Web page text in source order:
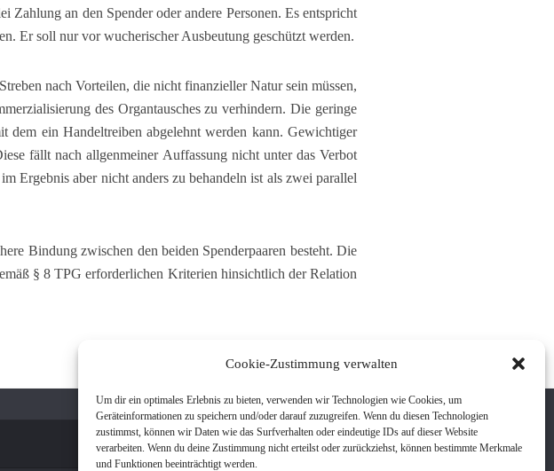
Cookie-Zustimmung verwalten
Um dir ein optimales Erlebnis zu bieten, verwenden wir Technologien wie Cookies, um
Geräteinformationen zu speichern und/oder darauf zuzugreifen. Wenn du diesen Technologien
zustimmst, können wir Daten wie das Surfverhalten oder eindeutige IDs auf dieser Website
verarbeiten. Wenn du deine Zustimmung nicht erteilst oder zurückziehst, können bestimmte Merkmale
und Funktionen beeinträchtigt werden.
Zahlung an den Spender oder andere Personen. Es entspricht
Er soll nur vor wucherischer Ausbeutung geschützt werden.
nach Vorteilen, die nicht finanzieller Natur sein müssen,
des Organtausches zu verhindern. Die geringe
dem ein Handeltreiben abgelehnt werden kann. Gewichtiger
fällt nach allgenmeiner Auffassung nicht unter das Verbot
Ergebnis aber nicht anders zu behandeln ist als zwei parallel
Bindung zwischen den beiden Spenderpaaren besteht. Die
§ 8 TPG erforderlichen Kriterien hinsichtlich der Relation
Impressum
Kontakt